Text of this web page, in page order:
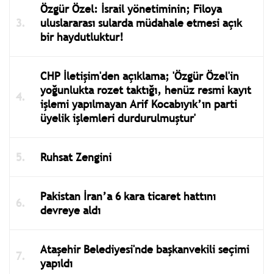
Özgür Özel: İsrail yönetiminin; Filoya
uluslararası sularda müdahale etmesi açık
bir haydutluktur!
CHP İletişim'den açıklama; 'Özgür Özel'in
yoğunlukta rozet taktığı, henüz resmi kayıt
işlemi yapılmayan Arif Kocabıyık’ın parti
üyelik işlemleri durdurulmuştur'
Ruhsat Zengini
Pakistan İran’a 6 kara ticaret hattını
devreye aldı
Ataşehir Belediyesi'nde başkanvekili seçimi
yapıldı